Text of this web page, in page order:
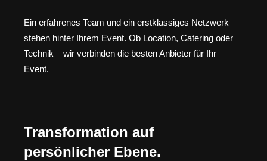
Ein erfahrenes Team und ein erstklassiges Netzwerk
stehen hinter Ihrem Event. Ob Location, Catering oder
Technik – wir verbinden die besten Anbieter für Ihr
Event.
Transformation auf
persönlicher Ebene.